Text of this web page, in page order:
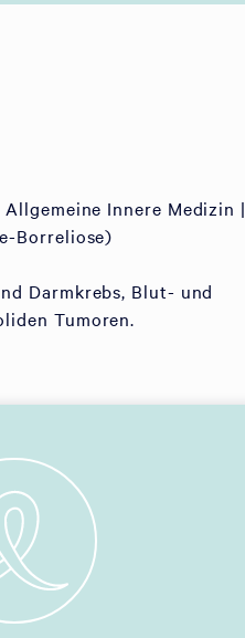
Innere Medizin |
Borreliose)
Darmkrebs, Blut- und
Tumoren.